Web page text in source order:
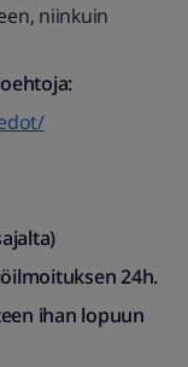
niinkuin
24h.
ihan lopuun